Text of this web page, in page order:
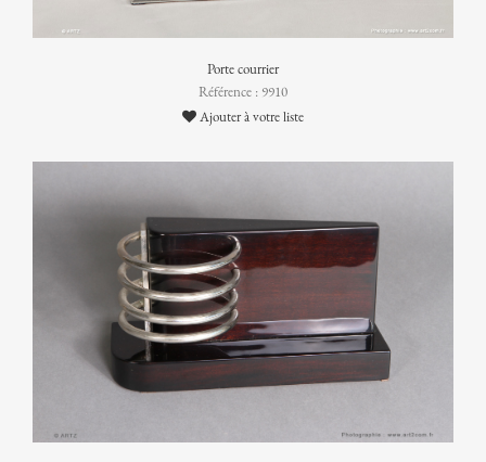
Porte courrier
Référence : 9910
Ajouter à votre liste